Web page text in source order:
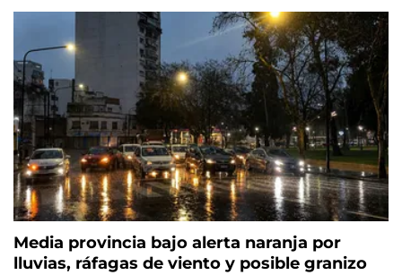
Media provincia bajo alerta naranja por
lluvias, ráfagas de viento y posible granizo